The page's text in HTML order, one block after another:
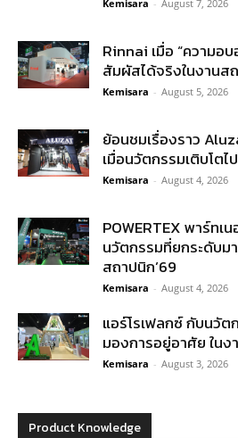
Kemisara - August 7, 2026
Rinnai เมื่อ “ความอ
สัมผัสได้จริงในงานส
Kemisara - August 5, 2026
ย้อนชมเรื่องราว
เมื่อนวัตกรรมเติบโต
Kemisara - August 4, 2026
POWERTEX พาร์ทเ
นวัตกรรมที่ยกระดับม
สถาปนิก’69
Kemisara - August 4, 2026
แอร์โรเฟลกซ์ กับนวั
มองการอยู่อาศัย ในง
Kemisara - August 3, 2026
Product Knowledge